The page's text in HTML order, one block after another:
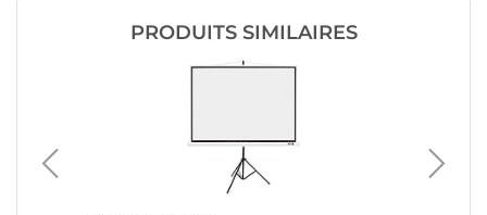
PRODUITS SIMILAIRES